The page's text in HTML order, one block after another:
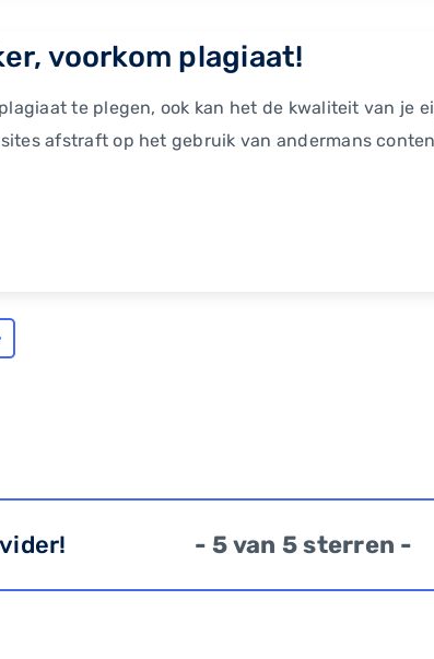
voorkom plagiaat!
te plegen, ook kan het de kwaliteit van je
afstraft op het gebruik van andermans
- 5 van 5 sterren -